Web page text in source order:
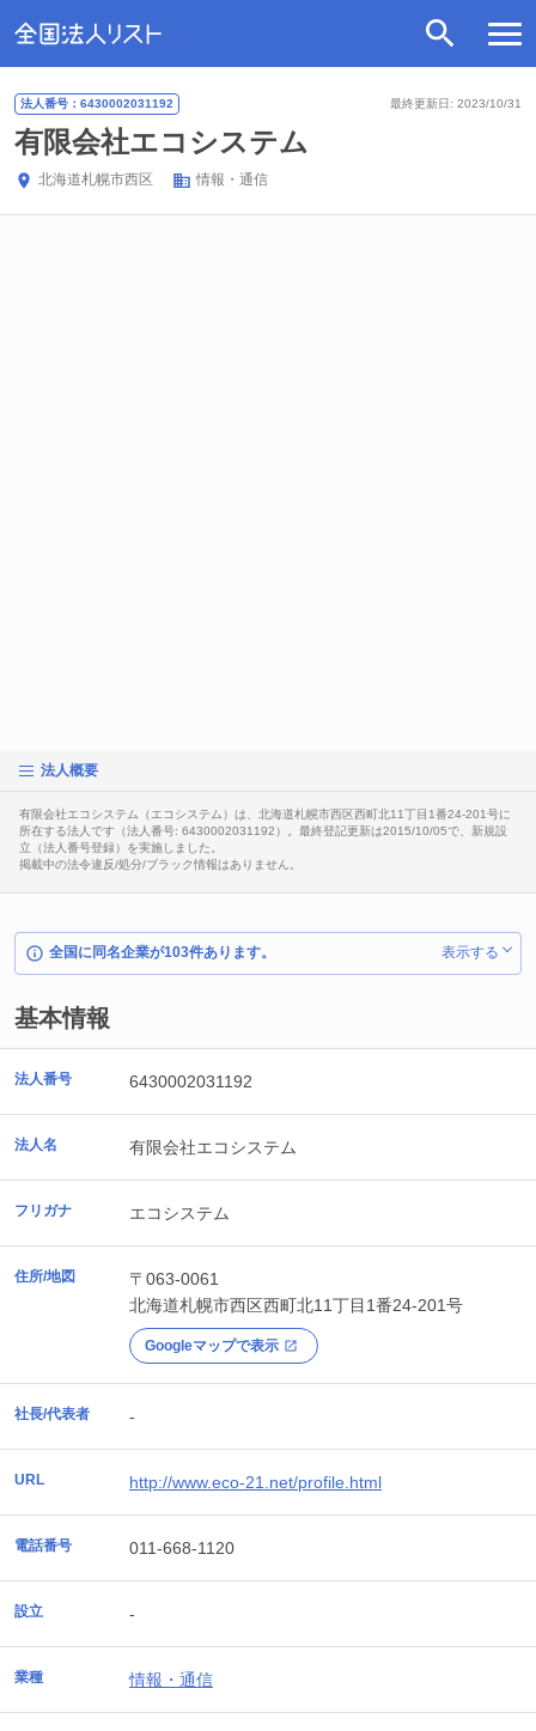
最終更新日: 2023/10/31
法人番号：6430002031192
有限会社エコシステム
北海道札幌市西区 情報・通信
法人概要
有限会社エコシステム（エコシステム）は、北海道札幌市西区西町北11丁目1番24-201号に
所在する法人です（法人番号: 6430002031192）。最終登記更新は2015/10/05で、新規設
立（法人番号登録）を実施しました。
掲載中の法令違反/処分/ブラック情報はありません。
全国に同名企業が103件あります。 表示する
基本情報
法人番号 6430002031192
法人名 有限会社エコシステム
フリガナ エコシステム
住所/地図
〒063-0061
北海道札幌市西区西町北11丁目1番24-201号
Googleマップで表示
社長/代表者 -
URL http://www.eco-21.net/profile.html
電話番号 011-668-1120
設立 -
業種 情報・通信